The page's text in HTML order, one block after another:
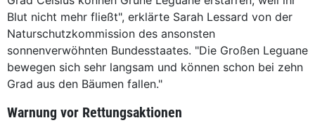
Blut nicht mehr fließt", erklärte Sarah Lessard von der
Naturschutzkommission des ansonsten
sonnenverwöhnten Bundesstaates. "Die Großen Leguane
bewegen sich sehr langsam und können schon bei zehn
Grad aus den Bäumen fallen."
Warnung vor Rettungsaktionen